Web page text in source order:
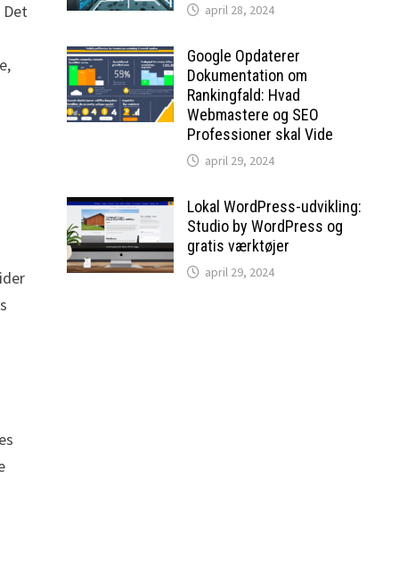
Det april 28, 2024
Google Opdaterer
Dokumentation om
Rankingfald: Hvad
Webmastere og SEO
Professioner skal Vide
april 29, 2024
Lokal WordPress-udvikling:
Studio by WordPress og
gratis værktøjer
april 29, 2024